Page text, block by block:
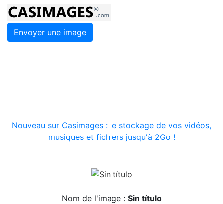
Envoyer une image
Nouveau sur Casimages : le stockage de vos vidéos,
musiques et fichiers jusqu'à 2Go !
Nom de l'image : Sin título